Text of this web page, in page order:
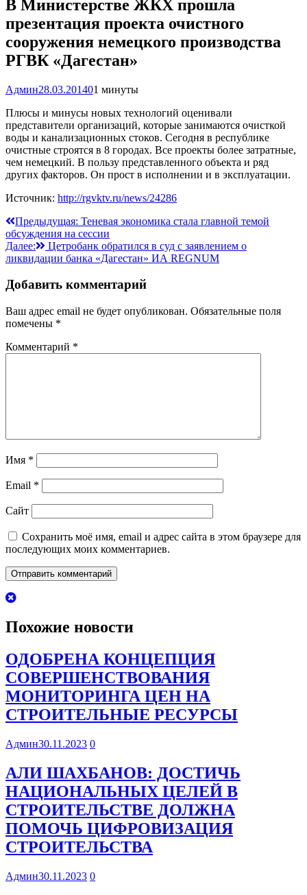
В Министерстве ЖКХ прошла
презентация проекта очистного
сооружения немецкого производства
РГВК «Дагестан»
Админ28.03.201401 минуты
Плюсы и минусы новых технологий оценивали
представители организаций, которые занимаются очисткой
воды и канализационных стоков. Сегодня в республике
очистные строятся в 8 городах. Все проекты более затратные,
чем немецкий. В пользу представленного объекта и ряд
других факторов. Он прост в исполнении и в эксплуатации.
Источник: http://rgvktv.ru/news/24286
Навигация
по
записям
Предыдущая: Теневая экономика стала главной темой
обсуждения на сессии
Далее:
Цетробанк обратился в суд с заявлением о
ликвидации банка «Дагестан» ИА REGNUM
Добавить комментарий
Ваш адрес email не будет опубликован. Обязательные поля
помечены *
Комментарий *
Имя *
Email *
Сайт
Сохранить моё имя, email и адрес сайта в этом браузере для
последующих моих комментариев.
Похожие новости
ОДОБРЕНА КОНЦЕПЦИЯ
СОВЕРШЕНСТВОВАНИЯ
МОНИТОРИНГА ЦЕН НА
СТРОИТЕЛЬНЫЕ РЕСУРСЫ
Админ30.11.2023 0
АЛИ ШАХБАНОВ: ДОСТИЧЬ
НАЦИОНАЛЬНЫХ ЦЕЛЕЙ В
СТРОИТЕЛЬСТВЕ ДОЛЖНА
ПОМОЧЬ ЦИФРОВИЗАЦИЯ
СТРОИТЕЛЬСТВА
Админ30.11.2023 0